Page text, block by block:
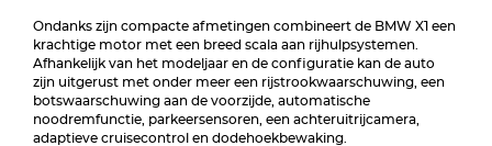
Ondanks zijn compacte afmetingen combineert de BMW X1 een
krachtige motor met een breed scala aan rijhulpsystemen.
Afhankelijk van het modeljaar en de configuratie kan de auto
zijn uitgerust met onder meer een rijstrookwaarschuwing, een
botswaarschuwing aan de voorzijde, automatische
noodremfunctie, parkeersensoren, een achteruitrijcamera,
adaptieve cruisecontrol en dodehoekbewaking.